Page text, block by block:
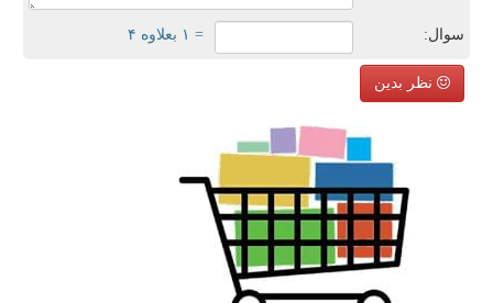
سوال: = ۱ بعلاوه ۴
نظر بدین